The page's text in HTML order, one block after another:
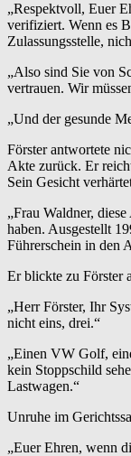
„Respektvoll, Euer
verifiziert. Wenn es
Zulassungsstelle,
„Also sind Sie von
vertrauen. Wir
„Und der gesunde
Förster antwortete
Akte zurück. Er
Sein Gesicht
„Frau Waldner,
haben. Ausgestellt
Führerschein in den
Er blickte zu Förster
„Herr Förster, Ihr
nicht eins, drei.“
„Einen VW Golf,
kein Stoppschild
Lastwagen.“
Unruhe im
„Euer Ehren, wenn